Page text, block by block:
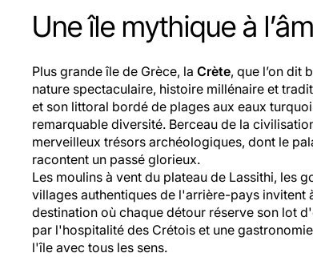
Une île mythique à
Plus grande île de Grèce, la Crète, que l’on dit
nature spectaculaire, histoire millénaire et
et son littoral bordé de plages aux eaux
remarquable diversité. Berceau de la
merveilleux trésors archéologiques, dont le
racontent un passé glorieux.
Les moulins à vent du plateau de Lassithi, les
villages authentiques de l'arrière-pays invitent
destination où chaque détour réserve son lot
par l'hospitalité des Crétois et une
l'île avec tous les sens.